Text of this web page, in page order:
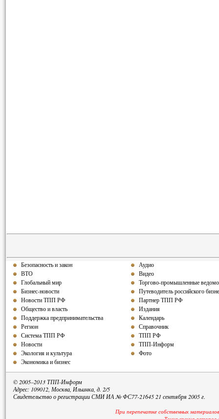
Безопасность и закон
ВТО
Глобальный мир
Бизнес-новости
Новости ТПП РФ
Общество и власть
Поддержка предпринимательства
Регион
Система ТПП РФ
Новости
Экология и культура
Экономика и бизнес
Аудио
Видео
Торгово-промышленные
Путеводитель российского
Партнер ТПП РФ
Издания
Календарь
Справочник
ТПП РФ
ТПП-Информ
Фото
© 2005–2013 ТПП-Информ
Адрес: 109012, Москва, Ильинка, д. 2/5
Свидетельство о регистрации СМИ ИА № ФС77-21645 21 сентября 2005 г.
При перепечатке собственных